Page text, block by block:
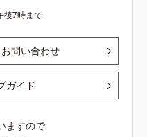
後7時まで
問い合わせ
ガイド
ますので